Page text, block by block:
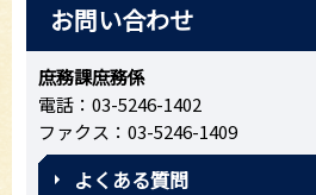
お問い合わせ
庶務課庶務係
電話：03-5246-1402
ファクス：03-5246-1409
よくある質問